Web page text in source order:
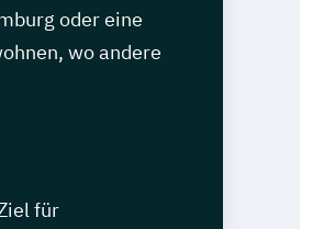
oder eine
wo andere
für